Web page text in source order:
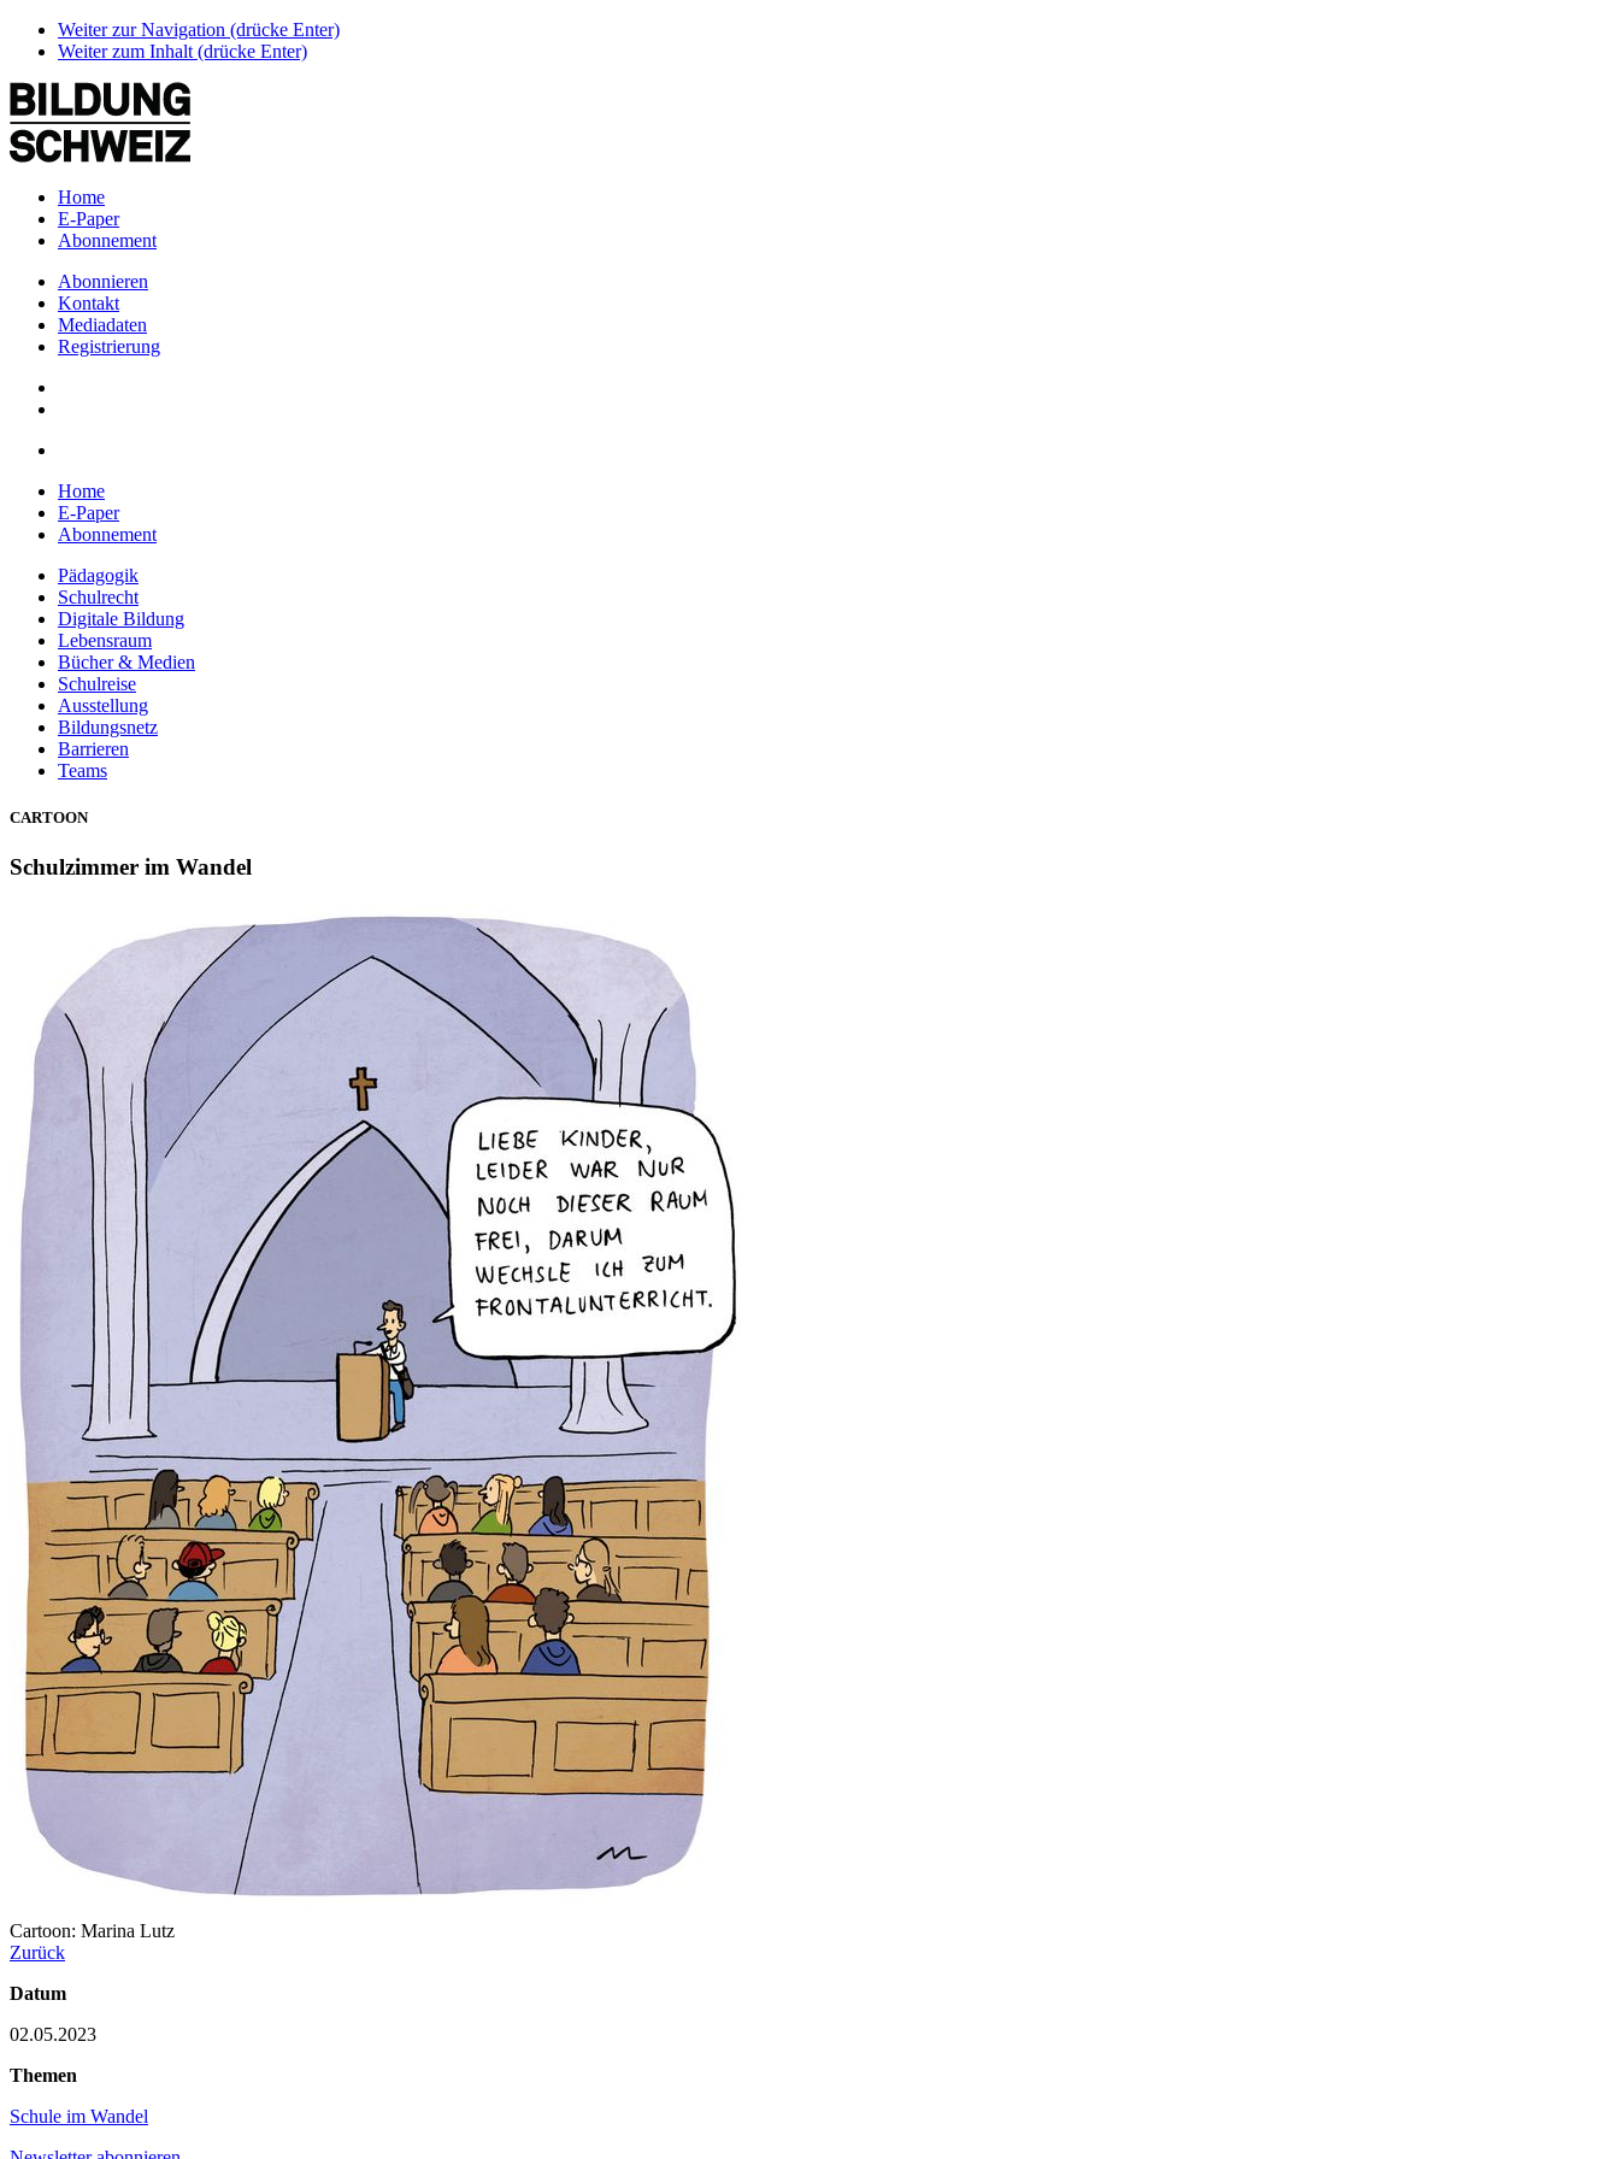
Weiter zur Navigation (drücke Enter)
Weiter zum Inhalt (drücke Enter)
Home
E-Paper
Abonnement
Abonnieren
Kontakt
Mediadaten
Registrierung
Home
E-Paper
Abonnement
Pädagogik
Schulrecht
Digitale Bildung
Lebensraum
Bücher & Medien
Schulreise
Ausstellung
Bildungsnetz
Barrieren
Teams
CARTOON
Schulzimmer im Wandel
Cartoon: Marina Lutz
Zurück
Datum
02.05.2023
Themen
Schule im Wandel